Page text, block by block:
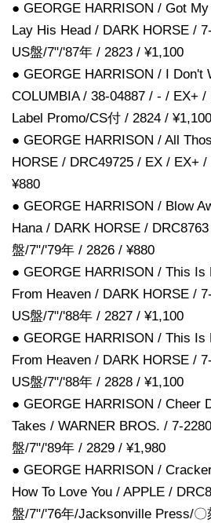
● GEORGE HARRISON / Got
Lay His Head / DARK HORSE /
US盤/7"/'87年 / 2823 / ¥1,100
● GEORGE HARRISON / I Don't
COLUMBIA / 38-04887 / - / EX+
Label Promo/CS付 / 2824 / ¥1,100
● GEORGE HARRISON / All
HORSE / DRC49725 / EX / EX+
¥880
● GEORGE HARRISON / Blow
Hana / DARK HORSE /
盤/7"/'79年 / 2826 / ¥880
● GEORGE HARRISON / This Is
From Heaven / DARK HORSE /
US盤/7"/'88年 / 2827 / ¥1,100
● GEORGE HARRISON / This Is
From Heaven / DARK HORSE /
US盤/7"/'88年 / 2828 / ¥1,100
● GEORGE HARRISON / Cheer
Takes / WARNER BROS. / 7-
盤/7"/'89年 / 2829 / ¥1,980
● GEORGE HARRISON /
How To Love You / APPLE /
盤/7"/'76年/Jacksonville Press/〇